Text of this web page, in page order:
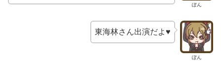
ぽん
ぽん
東海林さん出演だよ♥